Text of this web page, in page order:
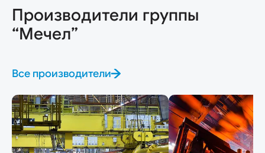
Производители группы
“Мечел”
Все производители